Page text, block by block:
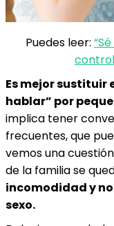
Puedes leer:
Es mejor sustituir
hablar” por
implica tener
frecuentes, que
vemos una
de la familia se
incomodidad y
sexo.